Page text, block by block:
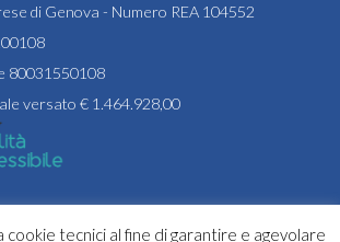
di Genova - Numero REA 104552
80031550108
versato € 1.464.928,00
cookie tecnici al fine di garantire e agevolare